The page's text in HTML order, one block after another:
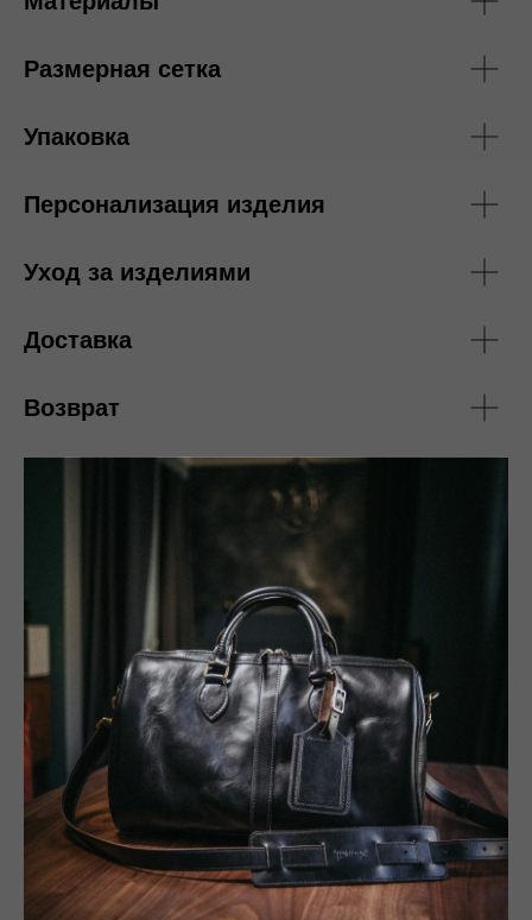
Размерная сетка
Упаковка
Персонализация изделия
Уход за изделиями
Доставка
Возврат
Часто задаваемые вопросы
Оттенок на фото может отличаться?